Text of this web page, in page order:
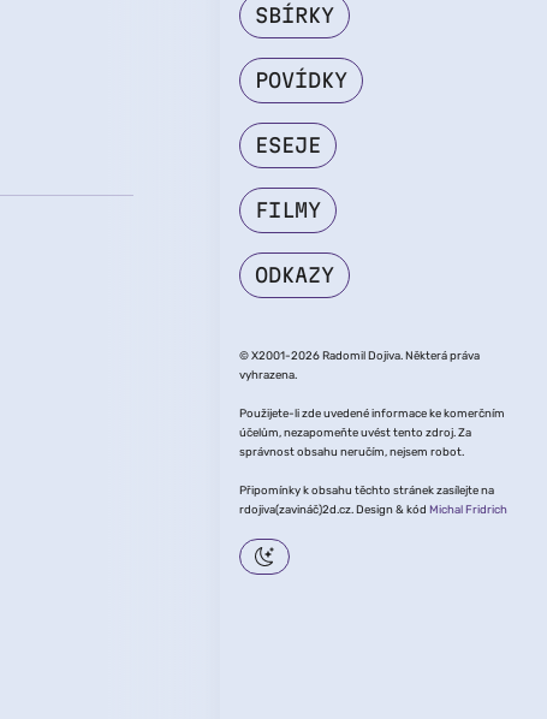
SBÍRKY
POVÍDKY
ESEJE
FILMY
ODKAZY
© X2001-2026 Radomil Dojiva. Některá práva
vyhrazena.
Použijete-li zde uvedené informace ke komerčním
účelům, nezapomeňte uvést tento zdroj. Za
správnost obsahu neručím, nejsem robot.
Připomínky k obsahu těchto stránek zasílejte na
rdojiva(zavináč)2d.cz. Design & kód Michal Fridrich